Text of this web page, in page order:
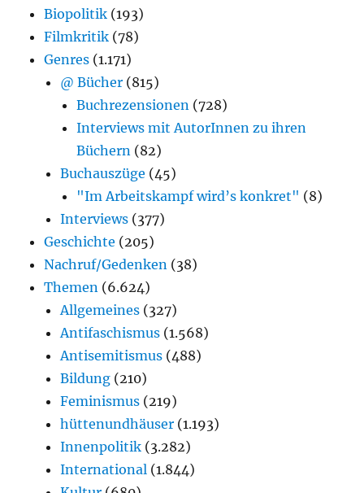
Biopolitik (193)
Filmkritik (78)
Genres (1.171)
@ Bücher (815)
Buchrezensionen (728)
Interviews mit AutorInnen zu ihren
Büchern (82)
Buchauszüge (45)
"Im Arbeitskampf wird’s konkret" (8)
Interviews (377)
Geschichte (205)
Nachruf/Gedenken (38)
Themen (6.624)
Allgemeines (327)
Antifaschismus (1.568)
Antisemitismus (488)
Bildung (210)
Feminismus (219)
hüttenundhäuser (1.193)
Innenpolitik (3.282)
International (1.844)